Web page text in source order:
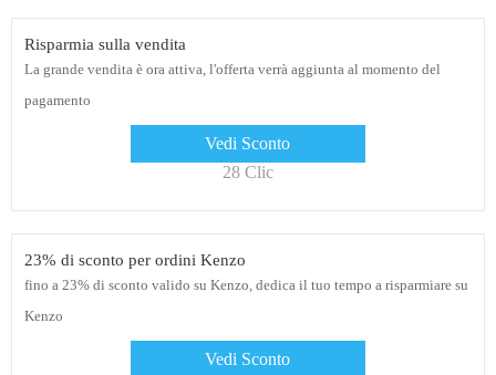
Risparmia sulla vendita
La grande vendita è ora attiva, l'offerta verrà aggiunta al momento del
pagamento
Vedi Sconto
28 Clic
23% di sconto per ordini Kenzo
fino a 23% di sconto valido su Kenzo, dedica il tuo tempo a risparmiare su
Kenzo
Vedi Sconto